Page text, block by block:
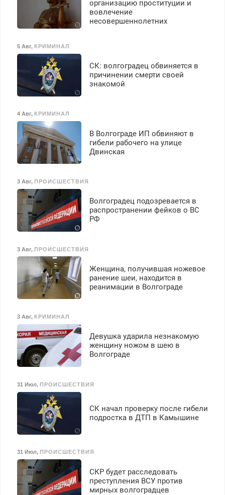
организацию проституции и
вовлечение
несовершеннолетних
5 Авг, КРИМИНАЛ
СК: волгоградец обвиняется в
причинении смерти своей
знакомой
4 Авг, КРИМИНАЛ
В Волгограде ИП обвиняют в
гибели рабочего на улице
Двинская
3 Авг, ПРОИСШЕСТВИЯ
Волгоградец подозревается в
распространении фейков о ВС
РФ
3 Авг, ПРОИСШЕСТВИЯ
Женщина, получившая ножевое
ранение шеи, находится в
реанимации в Волгограде
3 Авг, КРИМИНАЛ
Девушка ударила незнакомую
женщину ножом в шею в
Волгограде
31 Июл, ПРОИСШЕСТВИЯ
СК начал проверку после гибели
подростка в ДТП в Камышине
31 Июл, ПРОИСШЕСТВИЯ
СКР будет расследовать
преступления ВСУ против
мирных волгоградцев